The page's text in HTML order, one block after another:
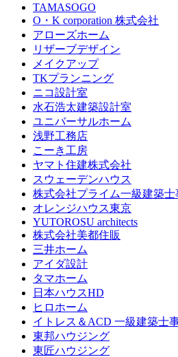
TAMASOGO
O・K corporation 株式会社
アローズホーム
リザーブデザイン
メイクアップ
TKプランニング
ニコ設計室
水石浩太建築設計室
ユニバーサルホーム
浅野工務店
こーき工房
ヤマト住建株式会社
スウェーデンハウス
株式会社プライム一級建築士
オレンジハウス東京
YUTOROSU architects
株式会社美都住販
三井ホーム
アイダ設計
タマホーム
日本ハウスHD
ヒロホーム
イトレス＆ACD 一級建築士
東邦ハウジング
東匠ハウジング